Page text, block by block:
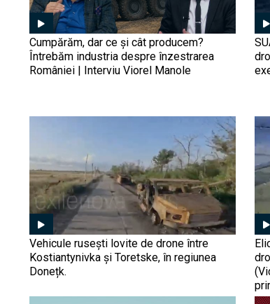
Cumpărăm, dar ce și cât producem?
Întrebăm industria despre înzestrarea
României | Interviu Viorel Manole
Vehicule rusești lovite de drone între
Kostiantynivka și Toretske, în regiunea
Donețk.